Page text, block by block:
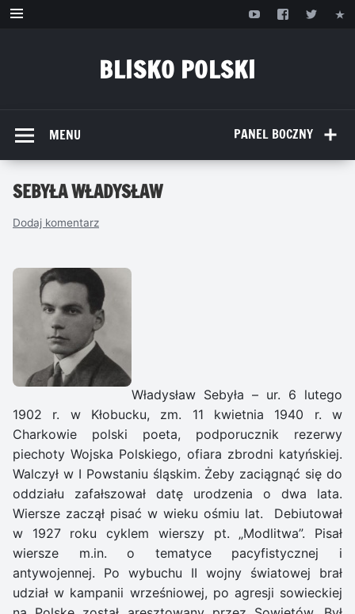
Przejdź
BLISKO POLSKI
PANEL BOCZNY
MENU
SEBYŁA WŁADYSŁAW
Dodaj komentarz
Władysław Sebyła – ur. 6 lutego
1902 r. w Kłobucku, zm. 11 kwietnia 1940 r. w
Charkowie polski poeta, podporucznik rezerwy
piechoty Wojska Polskiego, ofiara zbrodni katyńskiej.
Walczył w I Powstaniu śląskim. Żeby zaciągnąć się do
oddziału zafałszował datę urodzenia o dwa lata.
Wiersze zaczął pisać w wieku ośmiu lat. Debiutował
w 1927 roku cyklem wierszy pt. „Modlitwa”. Pisał
wiersze m.in. o tematyce pacyfistycznej i
antywojennej. Po wybuchu II wojny światowej brał
udział w kampanii wrześniowej, po agresji sowieckiej